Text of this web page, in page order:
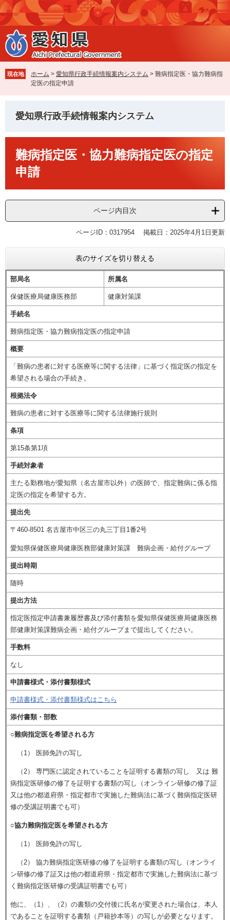
ペ
ー
ジ
の
先
で
す
メ
ニ
ュ
ー
を
ば
し
現在地 ホーム > 愛知県行政手続情報案内システム > 難病指定医・協力難病指
定医の指定申請
愛知県行政手続情報案内システム
難病指定医・協力難病指定医の指定
申請
ページ内目次
ページID：0317954 掲載日：2025年4月1日更新
表のサイズを切り替える
部局名 所属名
保健医療局健康医務部 健康対策課
手続名
難病指定医・協力難病指定医の指定申請
概要
「難病の患者に対する医療等に関する法律」に基づく指定医の指定を
希望される場合の手続き。
根拠法令
難病の患者に対する医療等に関する法律施行規則
条項
第15条第1項
手続対象者
主たる勤務地が愛知県（名古屋市以外）の医師で、指定難病に係る指
定医の指定を希望する方。
提出先
〒460-8501 名古屋市中区三の丸三丁目1番2号
愛知県保健医療局健康医務部健康対策課 難病企画・給付グループ
提出時期
随時
提出方法
指定医指定申請書兼履歴書及び添付書類を愛知県保健医療局健康医務
部健康対策課難病企画・給付グループまで提出してください。
手数料
なし
申請書様式・添付書類様式
申請書様式・添付書類様式はこちら
添付書類・部数
○難病指定医を希望される方
（1） 医師免許の写し
（2） 専門医に認定されていることを証明する書類の写し 又は 難
病指定医研修の修了を証明する書類の写し（オンライン研修の修了証
又は他の都道府県・指定都市で実施した難病法に基づく難病指定医研
修の受講証明書でも可）
○協力難病指定医を希望される方
（1） 医師免許の写し
（2） 協力難病指定医研修の修了を証明する書類の写し（オンライ
ン研修の修了証又は他の都道府県・指定都市で実施した難病法に基づ
く難病指定医研修の受講証明書でも可）
他に、（1）、（2）の書類の交付後に氏名が変更された場合は、本人
であることを証明する書類（戸籍抄本等）の写しが必要となります。